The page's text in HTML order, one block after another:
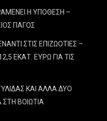
Η ΥΠΟΘΕΣΗ –
ΠΑΓΟΣ
ΣΤΙΣ ΕΠΙΖΩΟΤΙΕΣ –
ΕΚΑΤ. ΕΥΡΩ ΓΙΑ ΤΙΣ
ΚΑΙ ΑΛΛΑ ΔΥΟ
ΒΟΙΩΤΙΑ